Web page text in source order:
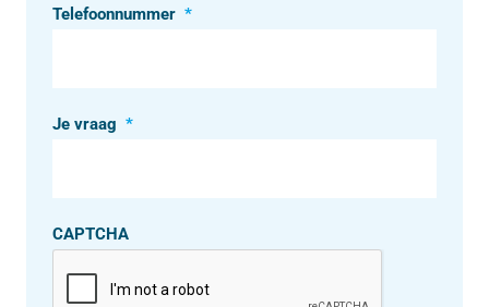
Telefoonnummer *
Je vraag *
CAPTCHA